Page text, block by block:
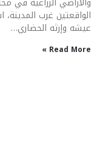
الواقعتين غرب
عيشه وإرثه الحضاري…
Read More »